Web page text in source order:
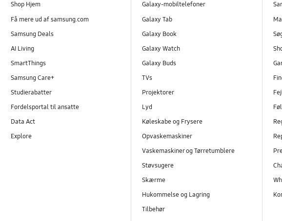
Shop Hjem
Få mere ud af samsung.com
Samsung Deals
AI Living
SmartThings
Samsung Care+
Studierabatter
Fordelsportal til ansatte
Data Act
Explore
Galaxy-mobiltelefoner
Galaxy Tab
Galaxy Book
Galaxy Watch
Galaxy Buds
TVs
Projektorer
Lyd
Køleskabe og Frysere
Opvaskemaskiner
Vaskemaskiner og Tørretumblere
Støvsugere
Skærme
Hukommelse og Lagring
Tilbehør